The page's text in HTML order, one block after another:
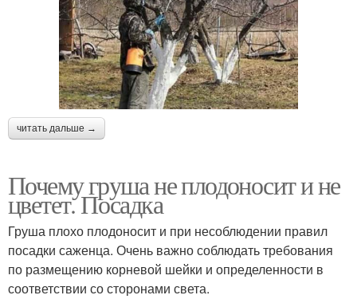
читать дальше →
Почему груша не плодоносит и не
цветет. Посадка
Груша плохо плодоносит и при несоблюдении правил
посадки саженца. Очень важно соблюдать требования
по размещению корневой шейки и определенности в
соответствии со сторонами света.